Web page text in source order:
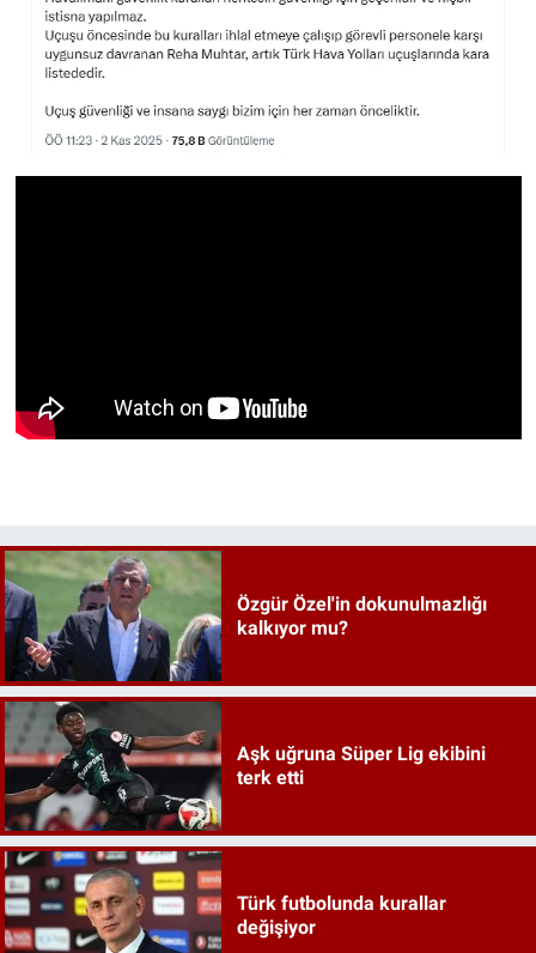
Özgür Özel'in dokunulmazlığı
kalkıyor mu?
Aşk uğruna Süper Lig ekibini
terk etti
Türk futbolunda kurallar
değişiyor